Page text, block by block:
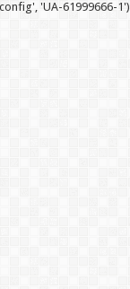
'UA-61999666-1');